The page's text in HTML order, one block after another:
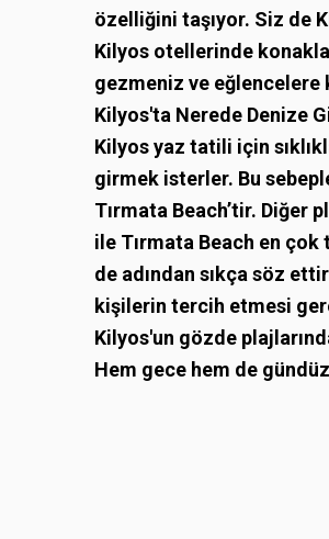
özelliğini taşıyor. Siz de
Kilyos otellerinde
gezmeniz ve eğlencelere
Kilyos'ta Nerede Denize
Kilyos yaz tatili için
girmek isterler. Bu
Tırmata Beach’tir. Diğer
ile Tırmata Beach en
de adından sıkça söz
kişilerin tercih etmesi
Kilyos'un gözde
Hem gece hem de